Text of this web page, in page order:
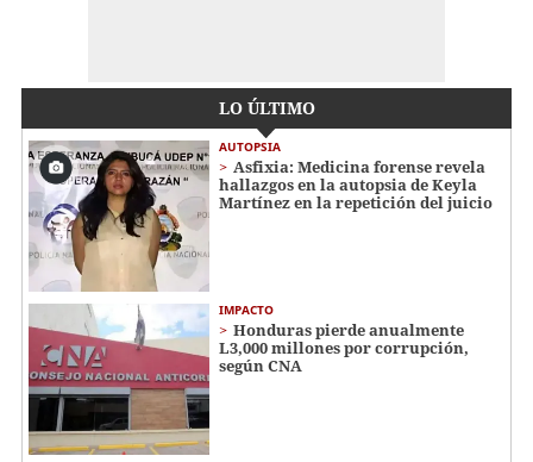
LO ÚLTIMO
AUTOPSIA
Asfixia: Medicina forense revela
hallazgos en la autopsia de Keyla
Martínez en la repetición del juicio
IMPACTO
Honduras pierde anualmente
L3,000 millones por corrupción,
según CNA